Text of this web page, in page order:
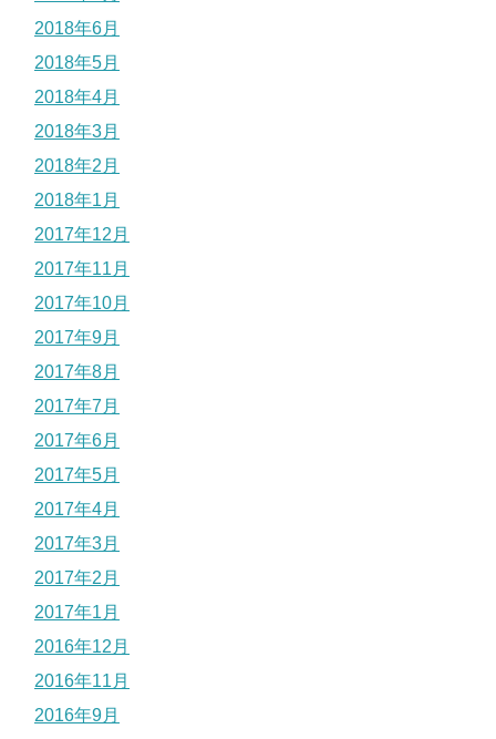
2018年6月
2018年5月
2018年4月
2018年3月
2018年2月
2018年1月
2017年12月
2017年11月
2017年10月
2017年9月
2017年8月
2017年7月
2017年6月
2017年5月
2017年4月
2017年3月
2017年2月
2017年1月
2016年12月
2016年11月
2016年9月